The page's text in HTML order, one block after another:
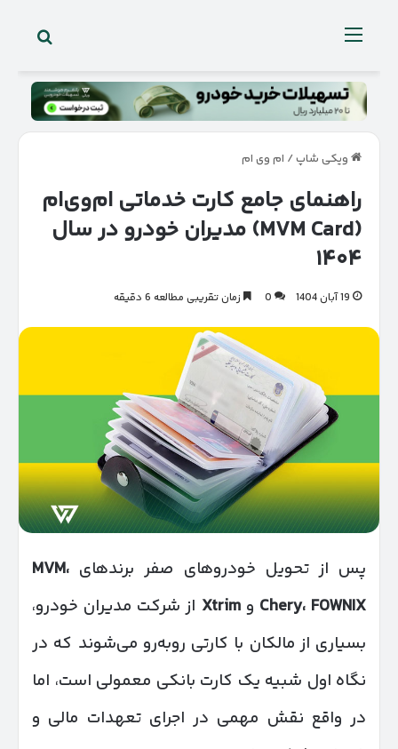
منو
ویکی شاپ/ ام وی ام
راهنمای جامع کارت خدماتی ام‌وی‌ام
(MVM Card) مدیران خودرو در سال
۱۴۰۴
19 آبان 1404 0 زمان تقریبی مطالعه 6 دقیقه
پس از تحویل خودروهای صفر برندهای MVM،
Chery، FOWNIX وXtrim از شرکت مدیران خودرو،
بسیاری از مالکان با کارتی روبه‌رو می‌شوند که در
نگاه اول شبیه یک کارت بانکی معمولی است، اما
در واقع نقش مهمی در اجرای تعهدات مالی و